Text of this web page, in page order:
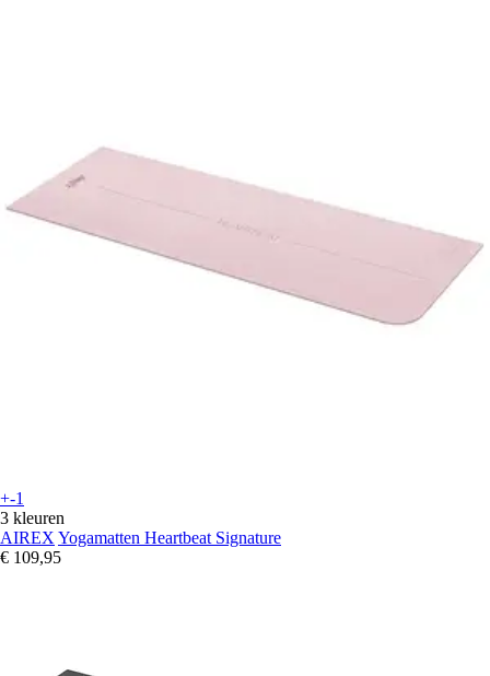
+-1
3 kleuren
AIREX Yogamatten Heartbeat Signature
€ 109,95